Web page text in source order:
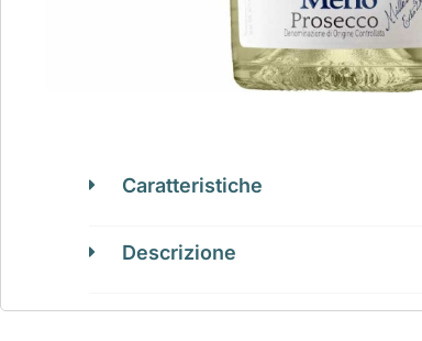
Caratteristiche
Descrizione